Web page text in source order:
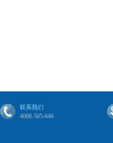
联系我们
4006-505-646